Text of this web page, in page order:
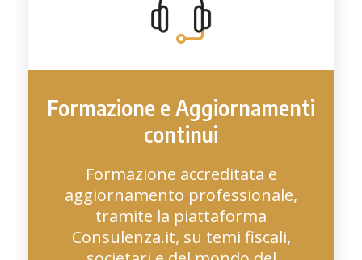
Formazione e Aggiornamenti
continui
Formazione accreditata e
aggiornamento professionale,
tramite la piattaforma
Consulenza.it, su temi fiscali,